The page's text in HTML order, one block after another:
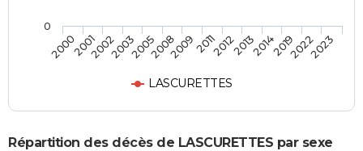
LASCURETTES
20002001200220032005200820092011201220132014201920222023
0
Répartition des décès de LASCURETTES par sexe